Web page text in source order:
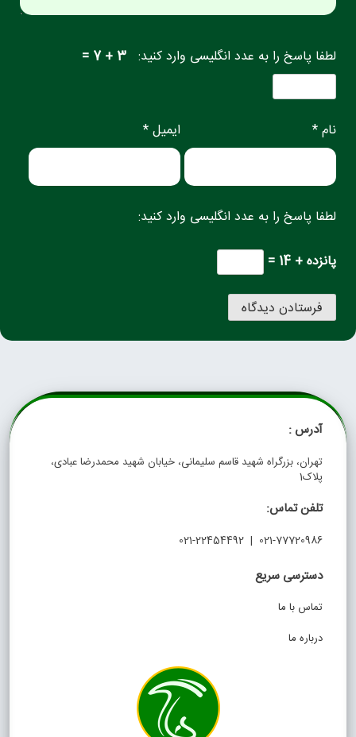
لطفا پاسخ را به عدد انگلیسی وارد کنید: 3 + 7 =
نام * ایمیل *
لطفا پاسخ را به عدد انگلیسی وارد کنید:
پانزده + 14 =
آدرس :
تهران، بزرگراه شهید قاسم سلیمانی، خیابان شهید محمدرضا عبادی،
پلاک1
تلفن تماس:
021-77720986 | 021-22454492
دسترسی سریع
تماس با ما
درباره ما